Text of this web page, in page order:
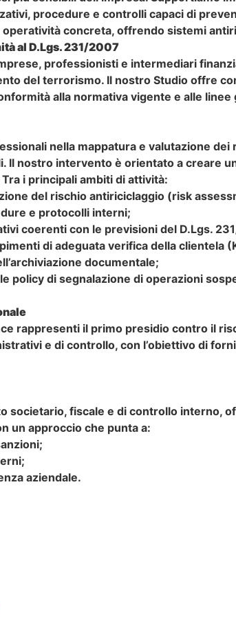
procedure e controlli capaci di
concreta, offrendo sistemi
al D.Lgs. 231/2007
professionisti e intermediari
del terrorismo. Il nostro Studio offre
alla normativa vigente e alle
nella mappatura e valutazione
Il nostro intervento è orientato a creare
i principali ambiti di attività:
del rischio antiriciclaggio (risk
e protocolli interni;
coerenti con le previsioni del D.Lgs.
di adeguata verifica della clientela
documentale;
policy di segnalazione di operazioni
rappresenti il primo presidio contro il
e di controllo, con l’obiettivo di
societario, fiscale e di controllo
un approccio che punta a:
aziendale.